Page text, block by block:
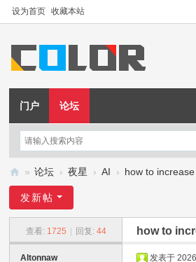
设为首页 收藏本站
门户 论坛
星
» 论坛 › 夜星 › AI › how to
发新帖
查看: 1725 回复: 44 how to
Altonnaw 发表于